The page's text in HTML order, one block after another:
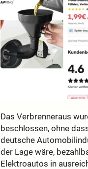
Das Verbrenneraus
beschlossen, ohne
deutsche
der Lage wäre,
Elektroautos in